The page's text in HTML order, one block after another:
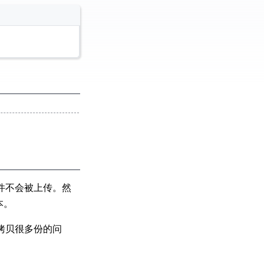
不会被上传。然
贝很多份的问